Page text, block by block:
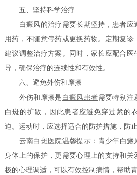
五、坚持科学治疗
白癜风的治疗需要长期坚持，患者应
用药，不随意停药或更换药物。定期复
建议调整治疗方案。同时，家长应配合
导，确保治疗的连续性和有效性。
六、避免外伤和摩擦
外伤和摩擦是 白癜风患者需要特别注
白斑的扩散，因此患者应避免穿过紧的
迫。运动时，应选择适合的防护措施，防止
云南白斑医院温馨提示：青少年白癜
身体上的保护，更需要心理上的支持和关
极的心理调适，可以有效控制病情，帮助